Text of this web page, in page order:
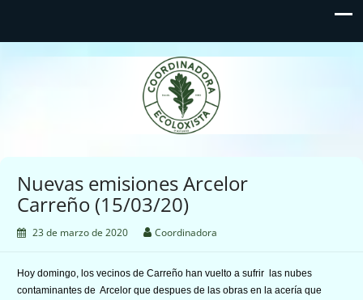
Coordinadora Ecoloxista
d'Asturies
Nuevas emisiones Arcelor
Carreño (15/03/20)
23 de marzo de 2020 Coordinadora
Hoy domingo, los vecinos de Carreño han vuelto a sufrir las nubes
contaminantes de Arcelor que despues de las obras en la acería que